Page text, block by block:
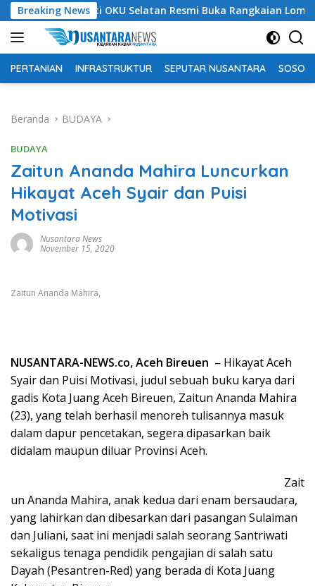
Langsung
ke
konten
Breaking News
Bupati OKU Selatan Resmi Buka Rangkaian Lomba Peringatan
PERTANIAN INFRASTRUKTUR SEPUTAR NUSANTARA SOSOK
Beranda BUDAYA
BUDAYA
Zaitun Ananda Mahira Luncurkan
Hikayat Aceh Syair dan Puisi
Motivasi
Nusantara News
November 15, 2020
Zaitun Ananda Mahira,
NUSANTARA-NEWS.co, Aceh Bireuen – Hikayat Aceh
Syair dan Puisi Motivasi, judul sebuah buku karya dari
gadis Kota Juang Aceh Bireuen, Zaitun Ananda Mahira
(23), yang telah berhasil menoreh tulisannya masuk
dalam dapur pencetakan, segera dipasarkan baik
didalam maupun diluar Provinsi Aceh.
Zait
un Ananda Mahira, anak kedua dari enam bersaudara,
yang lahirkan dan dibesarkan dari pasangan Sulaiman
dan Juliani, saat ini menjadi salah seorang Santriwati
sekaligus tenaga pendidik pengajian di salah satu
Dayah (Pesantren-Red) yang berada di Kota Juang